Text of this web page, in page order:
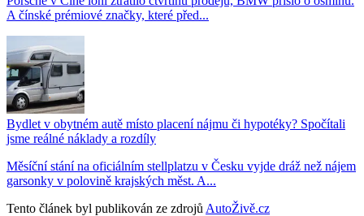
A čínské prémiové značky, které před...
Bydlet v obytném autě místo placení nájmu či hypotéky? Spočítali
jsme reálné náklady a rozdíly
Měsíční stání na oficiálním stellplatzu v Česku vyjde dráž než nájem
garsonky v polovině krajských měst. A...
Tento článek byl publikován ze zdrojů AutoŽivě.cz